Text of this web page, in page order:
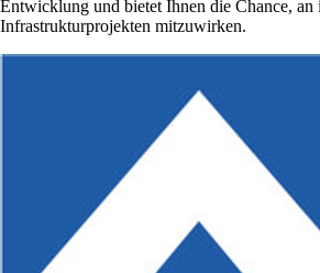
Entwicklung und bietet Ihnen die Chance, an
Infrastrukturprojekten mitzuwirken.